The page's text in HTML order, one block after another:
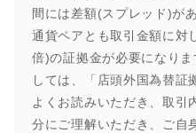
間には差額(スプレッド)が
通貨ペアとも取引金額に対
倍)の証拠金が必要になり
しては、「店頭外国為替証
よくお読みいただき、取引
分にご理解いただき、ご自